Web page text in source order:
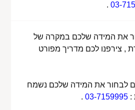
03-
.
את המידה שלכם במקרה של
, צירפנו לכם מדריך מפורט
לבחור את המידה שלכם נשמח
:
03-7159995
.